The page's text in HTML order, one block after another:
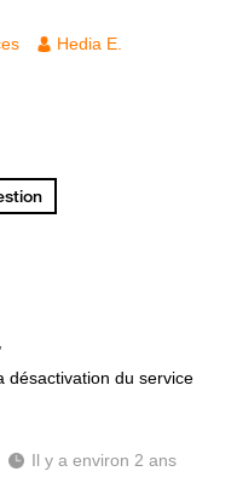
Hedia E.
désactivation du service
Il y a environ 2 ans